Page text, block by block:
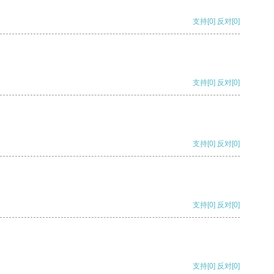
支持[0] 反对[0]
支持[0] 反对[0]
支持[0] 反对[0]
支持[0] 反对[0]
支持[0] 反对[0]